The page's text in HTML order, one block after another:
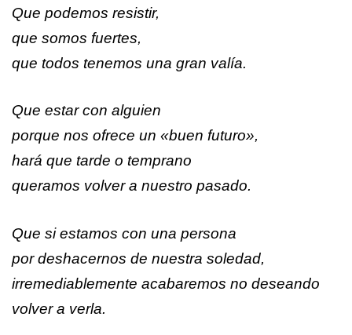
Que podemos resistir,
que somos fuertes,
que todos tenemos una gran valía.
Que estar con alguien
porque nos ofrece un «buen futuro»,
hará que tarde o temprano
queramos volver a nuestro pasado.
Que si estamos con una persona
por deshacernos de nuestra soledad,
irremediablemente acabaremos no deseando
volver a verla.